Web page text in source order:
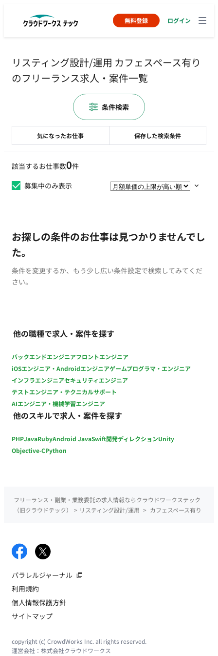
無料登録 ログイン
リスティング設計/運用 カフェスペース有り
のフリーランス求人・案件一覧
該当するお仕事数0件
募集中のみ表示
お探しの条件のお仕事は見つかりませんでし
た。
条件を変更するか、もう少し広い条件設定で検索してみてくだ
さい。
他の職種で求人・案件を探す
バックエンドエンジニアフロントエンジニア
iOSエンジニア・Androidエンジニアゲームプログラマ・エンジニア
インフラエンジニアセキュリティエンジニア
テストエンジニア・テクニカルサポート
AIエンジニア・機械学習エンジニア
他のスキルで求人・案件を探す
PHPJavaRubyAndroid JavaSwift開発ディレクションUnity
Objective-CPython
気になったお仕事 保存した検索条件
条件検索
フリーランス・副業・業務委託の求人情報ならクラウドワークステック
（旧クラウドテック）
> リスティング設計/運用 > カフェスペース有り
パラレルジャーナル
利用規約
個人情報保護方針
サイトマップ
copyright (c) CrowdWorks Inc. all rights reserved.
運営会社： 株式会社クラウドワークス